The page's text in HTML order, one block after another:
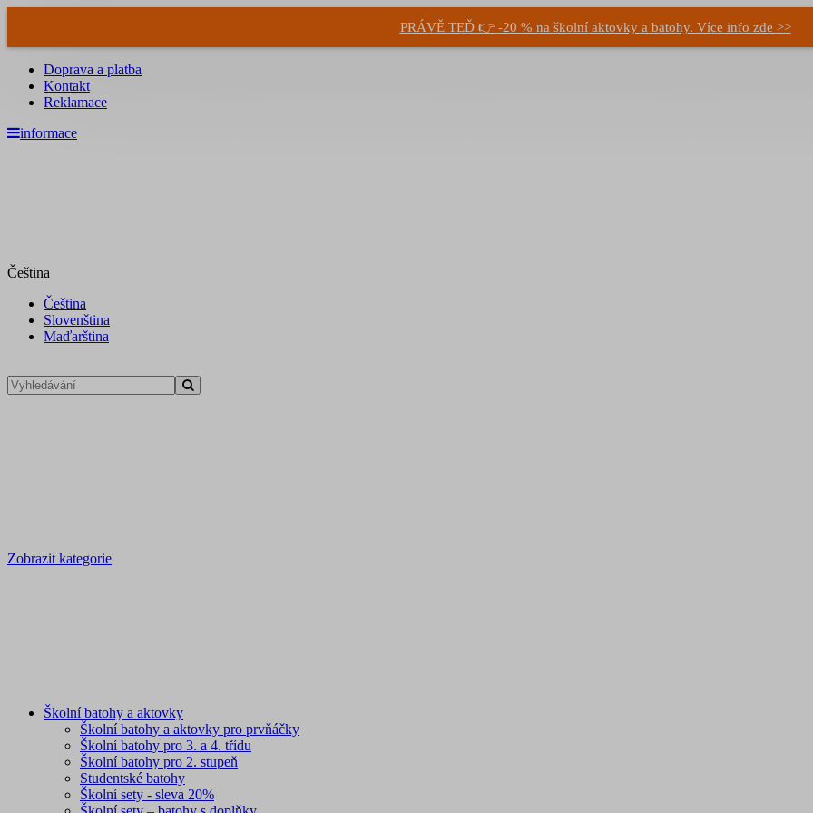
PRÁVĚ TEĎ 👉 -20 % na školní aktovky a batohy. Více info zde >>
Doprava a platba
Kontakt
Reklamace
informace
Čeština
Čeština
Slovenština
Maďarština
Zobrazit kategorie
Školní batohy a aktovky
Školní batohy a aktovky pro prvňáčky
Školní batohy pro 3. a 4. třídu
Školní batohy pro 2. stupeň
Studentské batohy
Školní sety - sleva 20%